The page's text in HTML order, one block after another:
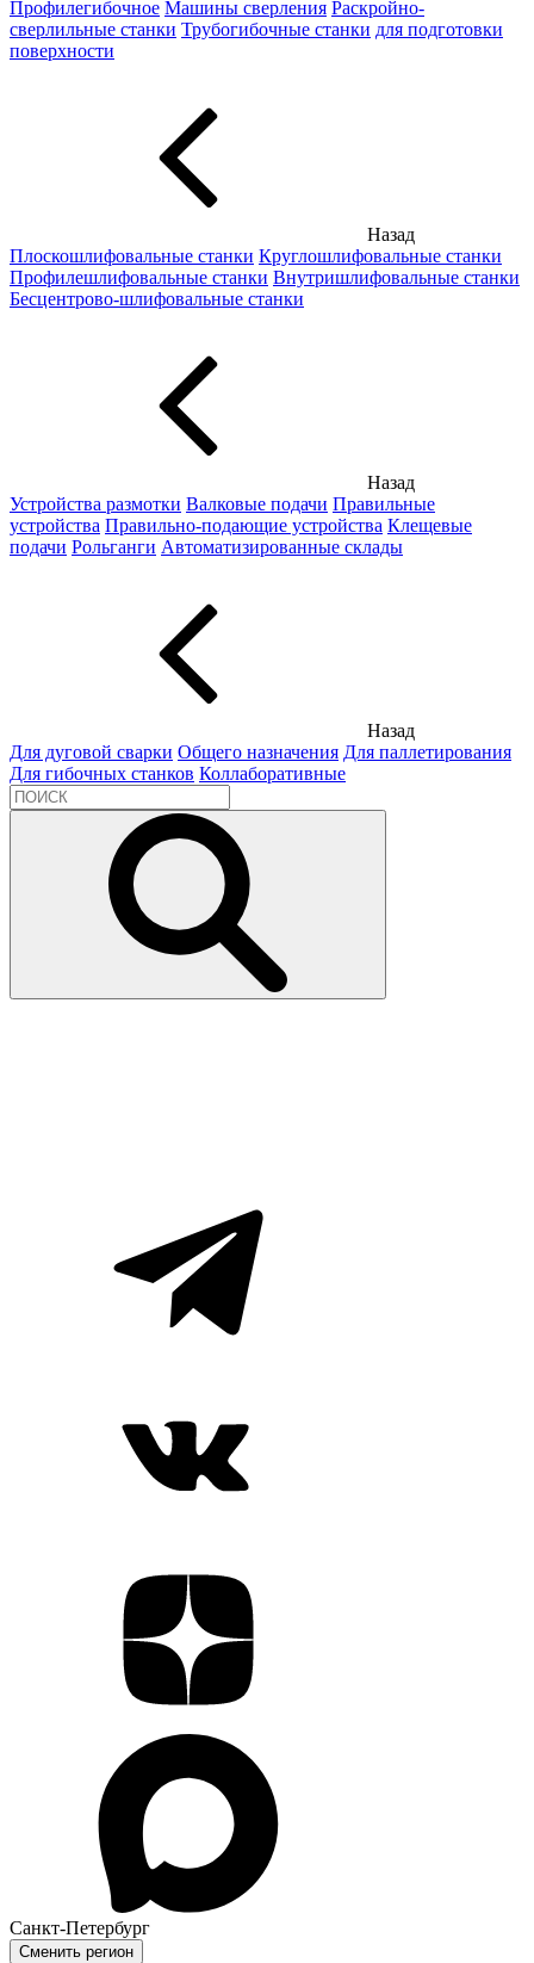
Профилегибочное Машины сверления Раскройно-
сверлильные станки Трубогибочные станки для подготовки
поверхности
Назад
Плоскошлифовальные станки Круглошлифовальные станки
Профилешлифовальные станки Внутришлифовальные станки
Бесцентрово-шлифовальные станки
Назад
Устройства размотки Валковые подачи Правильные
устройства Правильно-подающие устройства Клещевые
подачи Рольганги Автоматизированные склады
Назад
Для дуговой сварки Общего назначения Для паллетирования
Для гибочных станков Коллаборативные
Санкт-Петербург
Сменить регион